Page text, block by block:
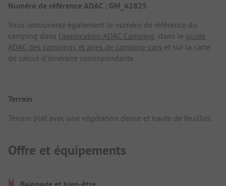
Numéro de référence ADAC : GM_62825
Vous retrouverez également le numéro de référence du
camping dans l'application ADAC Camping, dans le guide
ADAC des campings et aires de camping-cars et sur la carte
de calcul d'itinéraire correspondante.
Terrain
Terrain plat avec une végétation dense et haute de feuillus.
Offre et équipements